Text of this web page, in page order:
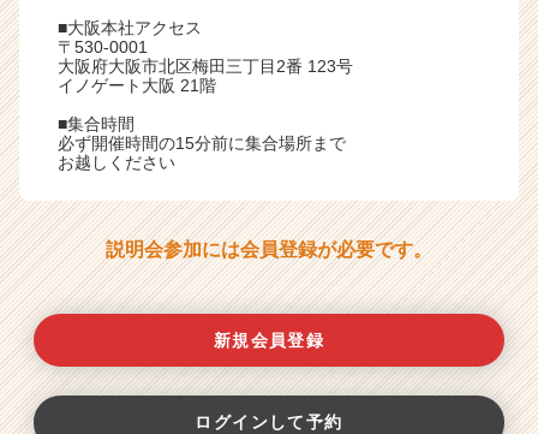
■大阪本社アクセス
〒530-0001
大阪府大阪市北区梅田三丁目2番 123号
イノゲート大阪 21階
■集合時間
必ず開催時間の15分前に集合場所まで
お越しください
説明会参加には会員登録が必要です。
新規会員登録
ログインして予約